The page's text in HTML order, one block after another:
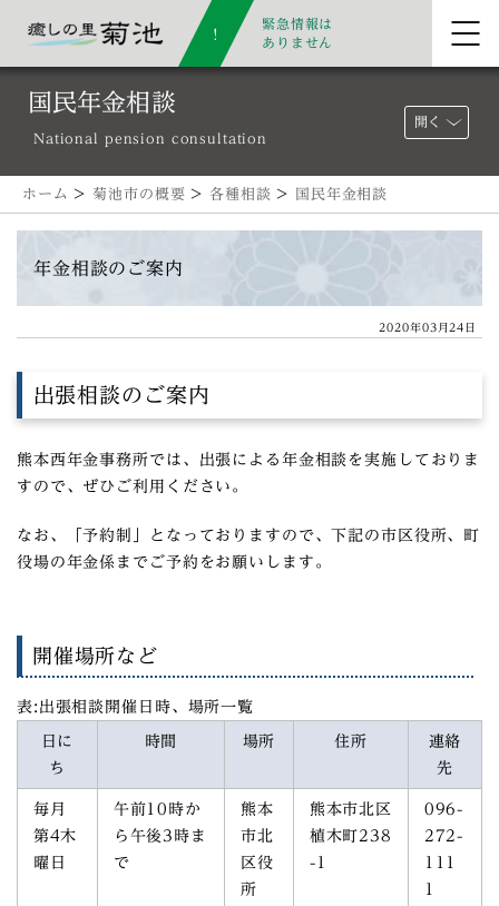
緊急情報は
ありません
国民年金相談
National pension consultation
開く
ホーム > 菊池市の概要 > 各種相談 > 国民年金相談
年金相談のご案内
2020年03月24日
出張相談のご案内
熊本西年金事務所では、出張による年金相談を実施しておりま
すので、ぜひご利用ください。
なお、「予約制」となっておりますので、下記の市区役所、町
役場の年金係までご予約をお願いします。
開催場所など
表:出張相談開催日時、場所一覧
日に
ち
時間 場所 住所
連絡
先
毎月
第4木
曜日
午前10時か
ら午後3時ま
で
熊本
市北
区役
所
熊本市北区
植木町238
-1
096-
272-
111
1